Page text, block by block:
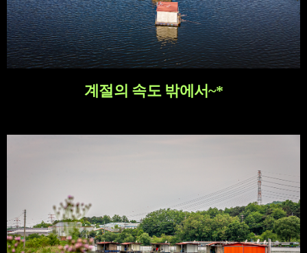
계절의 속도 밖에서~*